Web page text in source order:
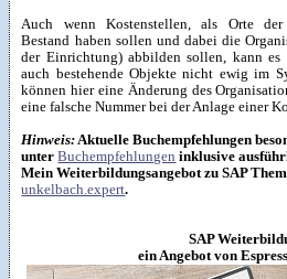
Auch wenn Kostenstellen, als Orte der
Bestand haben sollen und dabei die
der Einrichtung) abbilden sollen, kann es
auch bestehende Objekte nicht ewig im
können hier eine Änderung des
eine falsche Nummer bei der Anlage einer
Hinweis: Aktuelle Buchempfehlungen
unterBuchempfehlungen inklusive
Mein Weiterbildungsangebot zu SAP
unkelbach.expert.
SAP
ein Angebot von